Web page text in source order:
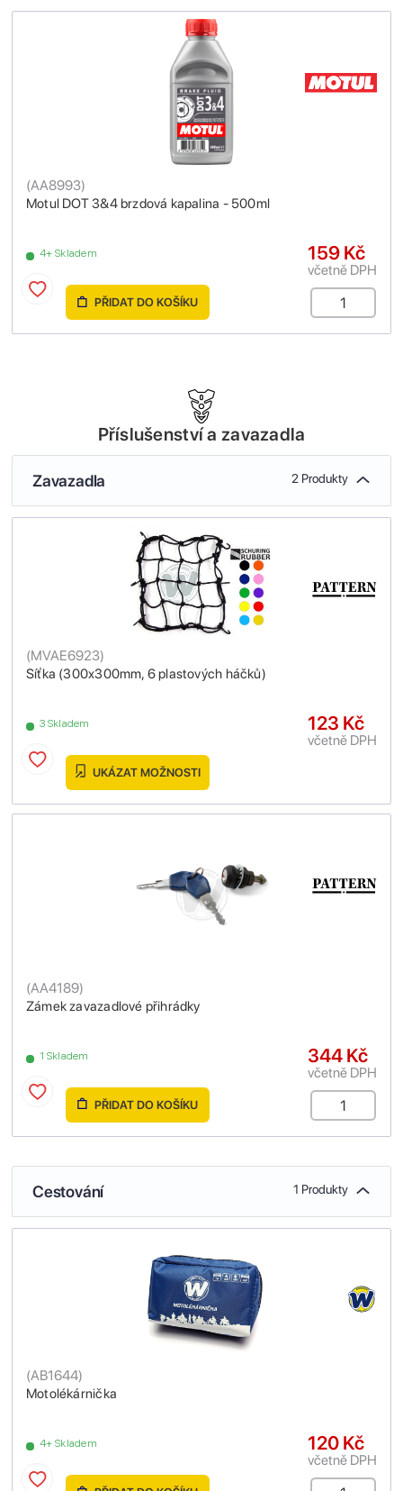
Motul DOT 3&4 brzdová kapalina - 500ml
(AA8993)
4+ Skladem 159 Kč
včetně DPH
PŘIDAT DO KOŠÍKU
Příslušenství a zavazadla
Zavazadla 2 Produkty
Síťka (300x300mm, 6 plastových háčků)
(MVAE6923)
3 Skladem 123 Kč
včetně DPH
UKÁZAT MOŽNOSTI
Zámek zavazadlové přihrádky
(AA4189)
1 Skladem 344 Kč
včetně DPH
PŘIDAT DO KOŠÍKU
Cestování 1 Produkty
Motolékárnička
(AB1644)
4+ Skladem 120 Kč
včetně DPH